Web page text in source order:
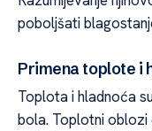
poboljšati
Primena toplote i
Toplota i hladnoća
bola. Toplotni oblozi